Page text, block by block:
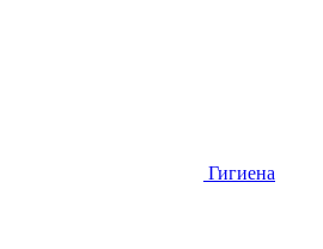
Гигиена